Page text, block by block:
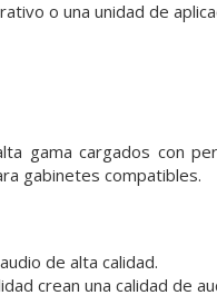
o una unidad de
gama cargados con
gabinetes compatibles.
de alta calidad.
crean una calidad de